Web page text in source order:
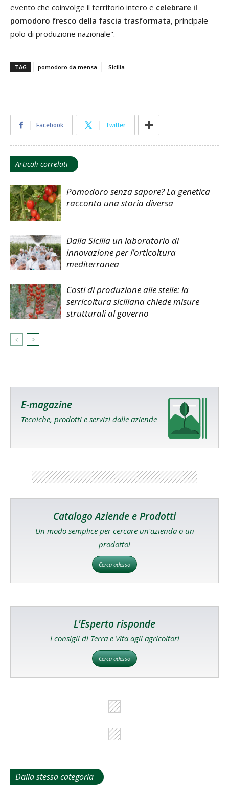
evento che coinvolge il territorio intero e celebrare il
pomodoro fresco della fascia trasformata, principale
polo di produzione nazionale".
TAG pomodoro da mensa Sicilia
Facebook Twitter
Articoli correlati
Pomodoro senza sapore? La genetica
racconta una storia diversa
Dalla Sicilia un laboratorio di
innovazione per l’orticoltura
mediterranea
Costi di produzione alle stelle: la
serricoltura siciliana chiede misure
strutturali al governo
E-magazine
Tecniche, prodotti e servizi dalle aziende
Catalogo Aziende e Prodotti
Un modo semplice per cercare un'azienda o un
prodotto!
Cerca adesso
L'Esperto risponde
I consigli di Terra e Vita agli agricoltori
Cerca adesso
Dalla stessa categoria